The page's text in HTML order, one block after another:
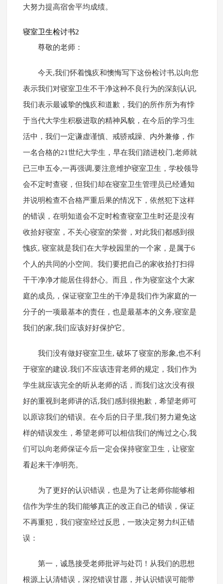
大努力提高宿舍平均成绩。
寝室卫生检讨书2
尊敬的老师：
今天,我们怀着愧疚和懊悔写下这份检讨书,以向您
表示我们对寝室卫生不干净这种不良行为的深刻认识,
我们表示最诚挚的愧疚和道歉，我们的所作所为有悖
于当代大学生积极进取的精神风貌，在今后的学习生
活中，我们一定谦虚谨慎、戒骄戒躁、内外兼修，作
一名合格的21世纪大学生，早在我们踏进校门,老师就
已三申五令,一再强调,要注意维护寝室卫生，学校领导
会不定时查寝，但我们却在寝室卫生管理员已经通知
并说明检查不合格严重后果的情况下，依然犯下这样
的错误，在明知道会不定时检查寝室卫生时还是没有
收拾好寝室，不关心寝室的荣誉，对此我们都感到很
愧疚, 寝室就是我们在大学校园里的一个家，是属于6
个人的共同的小空间。我们要把自己的家收拾打扫得
干干净净才能居住得舒心。而且，作为寝室这个大家
庭的成员,，保证寝室卫生的干净是我们作为家庭的一
分子的一项最基本的责任，也是最基本的义务,寝室是
我们的家,我们应该好好保护它。
我们没有做好寝室卫生, 破坏了寝室的形象,也不利
于寝室的建设.我们不应该违背老师的规定，我们作为
学生就应该完全的听从老师的话，而我们这次没有很
好的重视到老师讲的话,我们感到很抱歉，希望老师可
以原谅我们的错误。在今后的日子里,我们努力避免这
样的错误发生，希望老师可以相信我们的悔过之心,我
们可以向老师保证今后一定会保持寝室卫生，让寝室
看起来干净明亮。
为了更好的认识错误，也是为了让老师你能够相
信作为学生的我们能够真正的改正自己的错误，保证
不再重犯，我们寝室经过反思，一致决定努力纠正错
误：
第一，诚恳接受老师批评与处罚！从我们的思想
根源上认清错误，深挖错误甘愿，并认识错误可能带